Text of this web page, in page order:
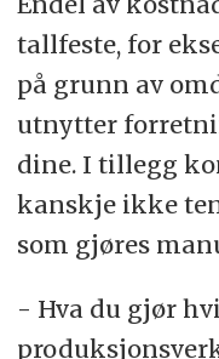
tallfeste, for
på grunn av
utnytter
dine. I tillegg
kanskje ikke
som gjøres
- Hva du gjør